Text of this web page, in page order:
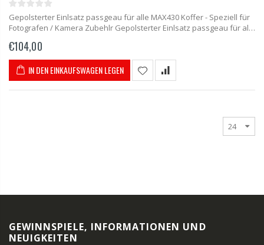
Gepolsterter Einlsatz passgeau für alle MAX430 Koffer - Speziell für
Fotografen / Kamera Zubehlr Gepolsterter Einlsatz passgeau für alle
und leicht umsetzbaren...
€104,00
IN DEN EINKAUFSWAGEN LEGEN
GEWINNSPIELE, INFORMATIONEN UND
NEUIGKEITEN